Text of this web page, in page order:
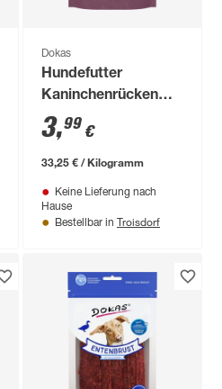
Dokas
Hundefutter
Kaninchenrücken
120 g
3,99 €
33,25 € / Kilogramm
Keine Lieferung nach
Hause
Bestellbar in Troisdorf